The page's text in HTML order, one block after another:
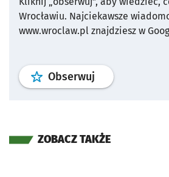
Wrocławiu. Najciekawsze
www.wroclaw.pl znajdziesz w
Obserwuj profil
ZOBACZ TAKŻE